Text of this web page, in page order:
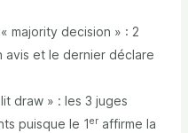
majority decision » : 2
avis et le dernier déclare
draw » : les 3 juges
puisque le 1eraffirme la